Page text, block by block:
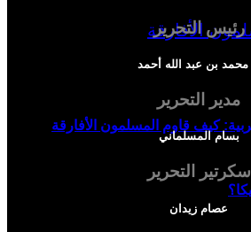
كيف قاوم المسلمون الأفارقة
رئيس التحرير
محمد بن عبد الله أحمد
مدير التحرير
بسام المسلماني
سكرتير التحرير
عصام زيدان